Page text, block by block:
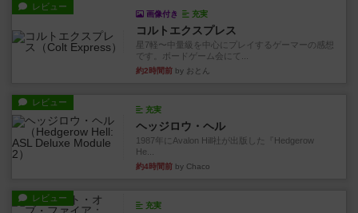
レビュー
画像付き 充実
コルトエクスプレス
星7軽〜中量級を中心にプレイするゲーマーの感想
です。ボードゲーム会にて...
約2時間前 by おとん
レビュー
充実
ヘッジロウ・ヘル
1987年にAvalon Hill社が出版した『Hedgerow
He...
約4時間前 by Chaco
レビュー
充実